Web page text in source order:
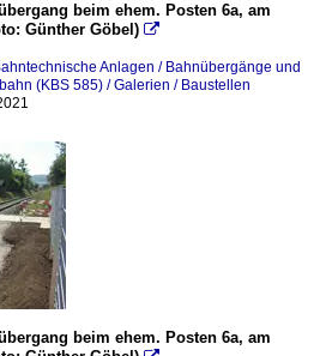
beim ehem. Posten 6a, am
Günther Göbel) 
Anlagen / Bahnübergänge und
(KBS 585) / Galerien / Baustellen
beim ehem. Posten 6a, am